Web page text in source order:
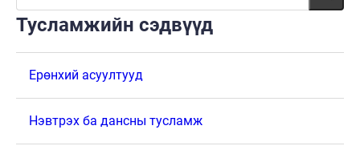
Тусламжийн сэдвүүд
Ерөнхий асуултууд
Нэвтрэх ба дансны тусламж